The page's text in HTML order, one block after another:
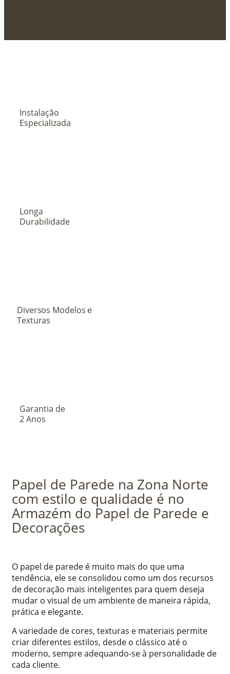
Instalação
Especializada
Longa
Durabilidade
Diversos Modelos e
Texturas
Garantia de
2 Anos
Papel de Parede na Zona Norte
com estilo e qualidade é no
Armazém do Papel de Parede e
Decorações
O papel de parede é muito mais do que uma
tendência, ele se consolidou como um dos recursos
de decoração mais inteligentes para quem deseja
mudar o visual de um ambiente de maneira rápida,
prática e elegante.
A variedade de cores, texturas e materiais permite
criar diferentes estilos, desde o clássico até o
moderno, sempre adequando-se à personalidade de
cada cliente.